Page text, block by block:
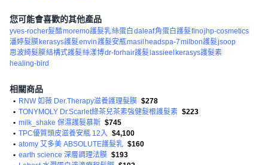
您可能會喜歡的其他產品
yves-rocher髮醋moremo護髮乳絲蛋白 daleaf角蛋白護髮finojhp-cosmetics
潘婷髮膜 kerasys護髮envin護髮安瓶masil headspa-7milbon護髮jsoop
思波綺髮膜結構式護髮絲漾博dr-forhair護髮 lassieel kerasys護髮素
healing-bird
相關商品
• RNW 如薇 Der.Therapy滋養護理髮膜 $278
• TONYMOLY Dr.Scarlet綠茶兒茶素強健髮根護髮素 $223
• milk_shake 保濕護髮慕斯 $745
• TPC優質頭皮滋養安瓶 12入 $4,100
• atomy 艾多美 ABSOLUTE護髮乳 $160
• earth science 深層調理法膜 $193